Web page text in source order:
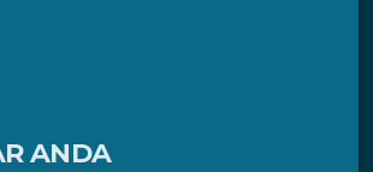
ANDA